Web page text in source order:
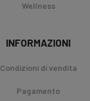
Wellness
INFORMAZIONI
Condizioni di vendita
Pagamento